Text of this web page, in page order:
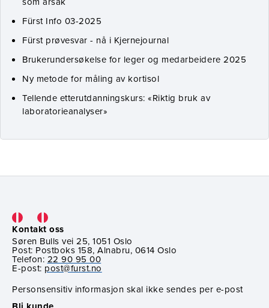
Fürst Info 03-2025
Fürst prøvesvar - nå i Kjernejournal
Brukerundersøkelse for leger og medarbeidere 2025
Ny metode for måling av kortisol
Tellende etterutdanningskurs: «Riktig bruk av
laboratorieanalyser»
Kontakt oss
Søren Bulls vei 25, 1051 Oslo
Post: Postboks 158, Alnabru, 0614 Oslo
Telefon: 22 90 95 00
E-post: post@furst.no
Personsensitiv informasjon skal ikke sendes per e-post